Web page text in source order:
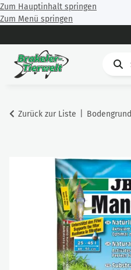
Zum Hauptinhalt springen
Zum Menü springen
Zurück zur Liste Bodengrund